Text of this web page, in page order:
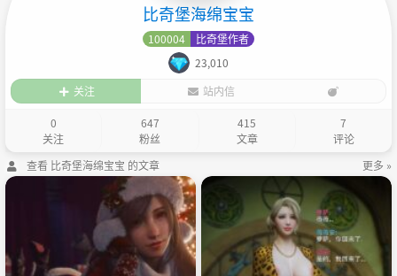
比奇堡海绵宝宝
100004
比奇堡作者
23,010
关注
站内信
0
关注
647
粉丝
415
文章
7
评论
查看 比奇堡海绵宝宝 的文章
更多 »